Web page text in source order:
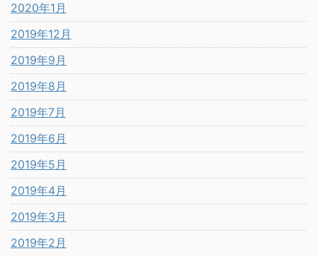
2020年1月
2019年12月
2019年9月
2019年8月
2019年7月
2019年6月
2019年5月
2019年4月
2019年3月
2019年2月